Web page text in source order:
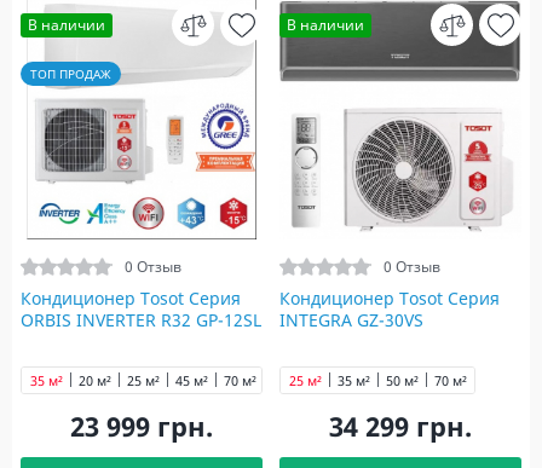
В наличии
ТОП ПРОДАЖ
0 Отзыв
Кондиционер Tosot Серия
ORBIS INVERTER R32 GP-12SL
20 м² 25 м²
35 м² 45 м² 70 м²
23 999 грн.
В наличии
0 Отзыв
Кондиционер Tosot Серия
INTEGRA GZ-30VS
25 м² 35 м² 50 м² 70 м²
34 299 грн.